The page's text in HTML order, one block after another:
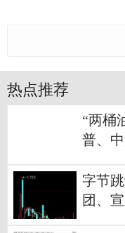
热点推荐
“两桶
普、
字节
团、